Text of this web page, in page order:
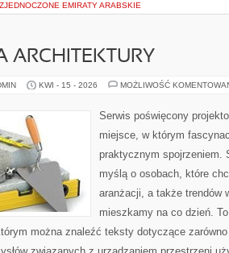
ZJEDNOCZONE EMIRATY ARABSKIE
ARCHITEKTURY
KWI - 15 - 2026 MOŻLIWOŚĆ
Serwis poświęcony
miejsce, w którym
praktycznym spojrzeniem.
myślą o osobach, które
aranżacji, a także trendów
mieszkamy na co dzień.
można znaleźć teksty dotyczące